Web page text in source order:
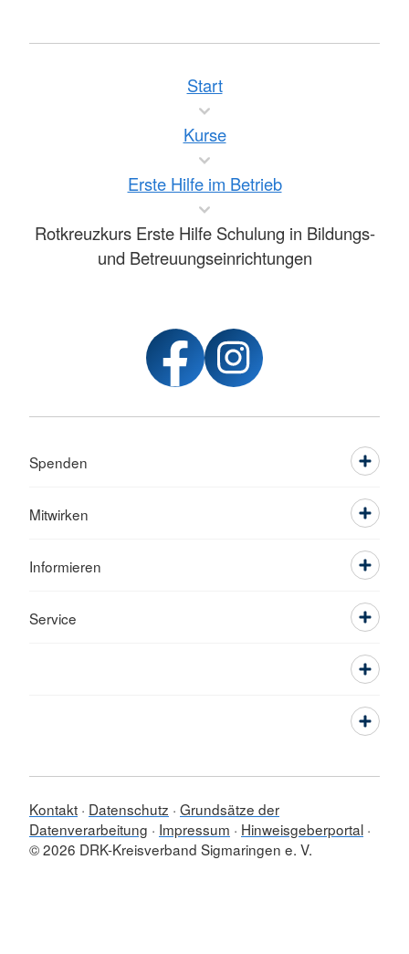
Start
Kurse
Erste Hilfe im Betrieb
Rotkreuzkurs Erste Hilfe Schulung in Bildungs-
und Betreuungseinrichtungen
Spenden
Mitwirken
Informieren
Service
Kontakt Datenschutz Grundsätze der
Datenverarbeitung
Impressum
Hinweisgeberportal
© 2026 DRK-Kreisverband Sigmaringen e. V.